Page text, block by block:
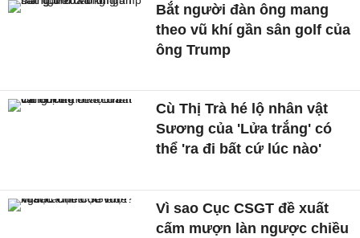
Bắt người đàn ông mang
theo vũ khí gần sân golf của
ông Trump
Cù Thị Trà hé lộ nhân vật
Sương của 'Lửa trắng' có
thể 'ra đi bất cứ lúc nào'
Vì sao Cục CSGT đề xuất
cấm mượn làn ngược chiều